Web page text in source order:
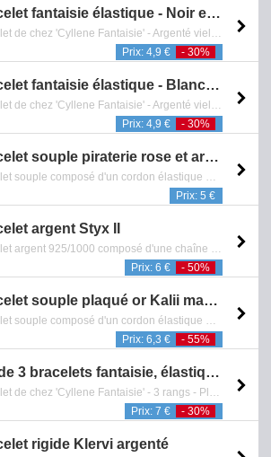
Bracelet fantaisie élastique - Noir et argenté
Bracelet de chez 'Cyllene Fantaisie' - Argenté vielli - Verre-Rocaille - Collection de bijoux fantaisie - (Ref: 12_9658N) - Reference: 0601.801.1115
Prix: 4,9 €
- 30%
Bracelet fantaisie élastique - Blanc et argenté
Bracelet de chez 'Cyllene Fantaisie' - Argenté vielli - Verre-Rocaille - Collection de bijoux fantaisie - (Ref: 12_9658S) - Reference: 0601.802.1115
Prix: 4,9 €
- 30%
Bracelet souple piraterie rose et argentée
Bracelet souple composé d'un cordon élastique et d'un pendentif représentant le symbole de la piraterie - Sans Nickel - Reference: 0601.459.0308
Prix: 5 €
argent Styx II
Bracelet argent 925/1000 composé d'une chaîne sertie de perles multicolores - Fermoir mousqueton - Longueur ajustable de 19 cm - Reference: 0601.169.1109
Prix: 6 €
- 50%
Bracelet souple plaqué or Kalii marron
Bracelet souple composé d'un cordon élastique et d'un pendentif plaqué or représentant une tête de mort - 3 microns - Sans Nickel - Reference: 0601.250.0410
Prix: 6,3 €
- 55%
Lot de 3 bracelets fantaisie, élastiques - Beige
Bracelet de chez 'Cyllene Fantaisie' - 3 rangs - Plastique - Vintage - Collection de bijoux fantaisie - (Ref: 12_8641A) - Reference: 0601.842.1115
Prix: 7 €
- 30%
rigide Klervi argenté